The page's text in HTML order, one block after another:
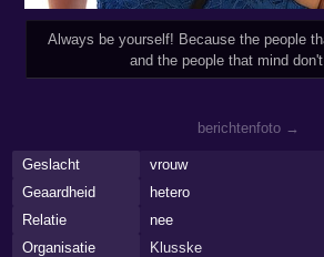
Always be yourself! Because the people
and the people that mind
berichtenfoto →
Geslacht
vrouw
Geaardheid
hetero
Relatie
nee
Organisatie
Klusske